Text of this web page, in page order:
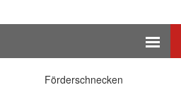
Förderschnecken